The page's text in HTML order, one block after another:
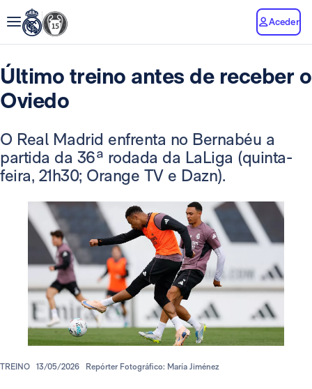
Aceder
Último treino antes de receber o
Oviedo
O Real Madrid enfrenta no Bernabéu a
partida da 36ª rodada da LaLiga (quinta-
feira, 21h30; Orange TV e Dazn).
TREINO 13/05/2026 Repórter Fotográfico: María Jiménez